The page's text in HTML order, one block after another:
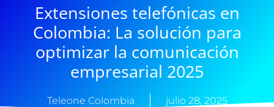
Extensiones telefónicas en
Colombia: La solución para
optimizar la comunicación
empresarial 2025
Teleone Colombia julio 28, 2025